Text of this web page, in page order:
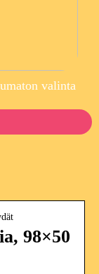
valinta
98×50